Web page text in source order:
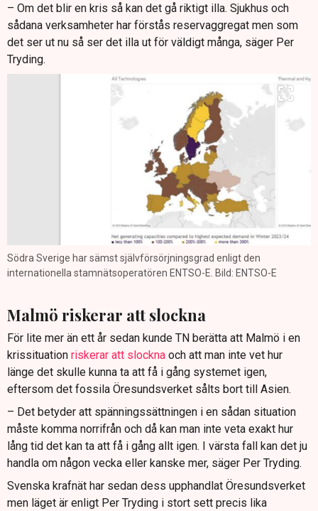
– Om det blir en kris så kan det gå riktigt illa. Sjukhus och
sådana verksamheter har förstås reservaggregat men som
det ser ut nu så ser det illa ut för väldigt många, säger Per
Tryding.
Södra Sverige har sämst självförsörjningsgrad enligt den
internationella stamnätsoperatören ENTSO-E. Bild: ENTSO-E
Malmö riskerar att slockna
För lite mer än ett år sedan kunde TN berätta att Malmö i en
krissituation riskerar att slockna och att man inte vet hur
länge det skulle kunna ta att få i gång systemet igen,
eftersom det fossila Öresundsverket sålts bort till Asien.
– Det betyder att spänningssättningen i en sådan situation
måste komma norrifrån och då kan man inte veta exakt hur
lång tid det kan ta att få i gång allt igen. I värsta fall kan det ju
handla om någon vecka eller kanske mer, säger Per Tryding.
Svenska krafnät har sedan dess upphandlat Öresundsverket
men läget är enligt Per Tryding i stort sett precis lika